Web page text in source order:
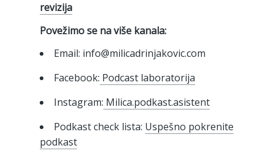
revizija
Povežimo se na više kanala:
Email: info@milicadrinjakovic.com
Facebook: Podcast laboratorija
Instagram: Milica.podkast.asistent
Podkast check lista: Uspešno pokrenite
podkast